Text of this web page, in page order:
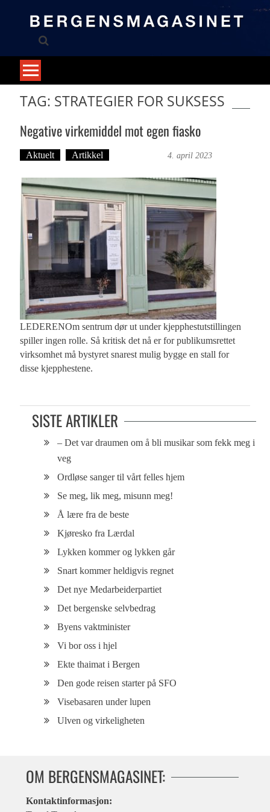
TAG: STRATEGIER FOR SUKSESS
Negative virkemiddel mot egen fiasko
Aktuelt Artikkel 4. april 2023
LEDERENOm sentrum dør ut under kjepphestutstillingen
spiller ingen rolle. Så kritisk det nå er for publikumsrettet
virksomhet må bystyret snarest mulig bygge en stall for
disse kjepphestene.
SISTE ARTIKLER
– Det var draumen om å bli musikar som fekk meg i
veg
Ordløse sanger til vårt felles hjem
Se meg, lik meg, misunn meg!
Å lære fra de beste
Kjøresko fra Lærdal
Lykken kommer og lykken går
Snart kommer heldigvis regnet
Det nye Medarbeiderpartiet
Det bergenske selvbedrag
Byens vaktminister
Vi bor oss i hjel
Ekte thaimat i Bergen
Den gode reisen starter på SFO
Visebasaren under lupen
Ulven og virkeligheten
OM BERGENSMAGASINET:
Kontaktinformasjon: